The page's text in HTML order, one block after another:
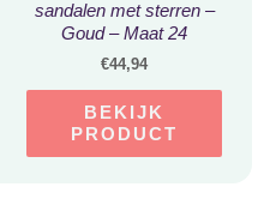
sandalen met sterren –
Goud – Maat 24
€44,94
BEKIJK
PRODUCT